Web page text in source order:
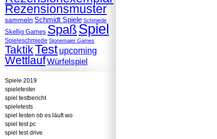
Rezensionsmuster
sammeln Schmidt Spiele Schmiede
Skellig Games SpaßSpiel
Spieleschmiede Stonemaier Games
TaktikTest upcoming
WettlaufWürfelspiel
Spiele 2019
spieletester
spiel testbericht
spieletests
spiel testen ob es läuft wo
spiel test pc
spiel test drive